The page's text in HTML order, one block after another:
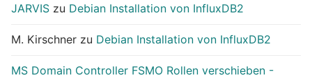
JARVIS zu Debian Installation von InfluxDB2
M. Kirschner zu Debian Installation von InfluxDB2
MS Domain Controller FSMO Rollen verschieben -